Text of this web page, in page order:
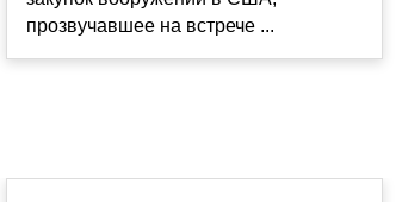
прозвучавшее на встрече ...